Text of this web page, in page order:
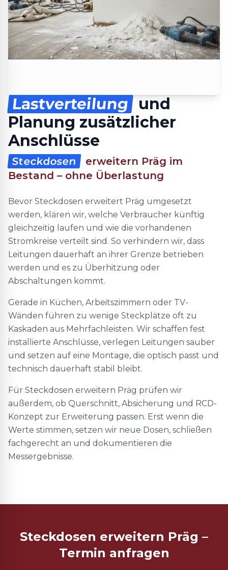
Lastverteilung
und
Planung zusätzlicher
Anschlüsse
Steckdosen
erweitern Präg im
Bestand – ohne Überlastung
Bevor Steckdosen erweitert Präg umgesetzt
werden, klären wir, welche Verbraucher künftig
gleichzeitig laufen und wie die vorhandenen
Stromkreise verteilt sind. So verhindern wir, dass
Leitungen dauerhaft an ihrer Grenze betrieben
werden und es zu Überhitzung oder
Abschaltungen kommt.
Gerade in Küchen, Arbeitszimmern oder TV-
Wänden führen zu wenige Steckplätze oft zu
Kaskaden aus Mehrfachleisten. Wir schaffen fest
installierte Anschlüsse, verlegen Leitungen sauber
und setzen auf eine Montage, die optisch passt und
technisch dauerhaft stabil bleibt.
Für Steckdosen erweitern Präg prüfen wir
außerdem, ob Querschnitt, Absicherung und RCD-
Konzept zur Erweiterung passen. Erst wenn die
Werte stimmen, setzen wir neue Dosen, schließen
fachgerecht an und dokumentieren die
Messergebnisse.
Steckdosen erweitern Präg –
Termin anfragen